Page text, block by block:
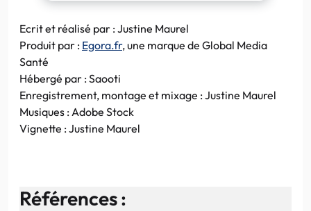
Ecrit et réalisé par : Justine Maurel
Produit par : Egora.fr, une marque de Global Media
Santé
Hébergé par : Saooti
Enregistrement, montage et mixage : Justine Maurel
Musiques : Adobe Stock
Vignette : Justine Maurel
Références :